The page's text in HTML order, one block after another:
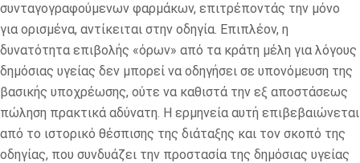
συνταγογραφούμενων φαρμάκων, επιτρέποντάς την μόνο
για ορισμένα, αντίκειται στην οδηγία. Επιπλέον, η
δυνατότητα επιβολής «όρων» από τα κράτη μέλη για λόγους
δημόσιας υγείας δεν μπορεί να οδηγήσει σε υπονόμευση της
βασικής υποχρέωσης, ούτε να καθιστά την εξ αποστάσεως
πώληση πρακτικά αδύνατη. Η ερμηνεία αυτή επιβεβαιώνεται
από το ιστορικό θέσπισης της διάταξης και τον σκοπό της
οδηγίας, που συνδυάζει την προστασία της δημόσιας υγείας